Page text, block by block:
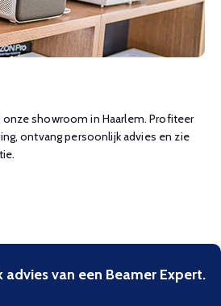
onze showroom in Haarlem. Profiteer
ontvang persoonlijk advies en zie
van een Beamer Expert.